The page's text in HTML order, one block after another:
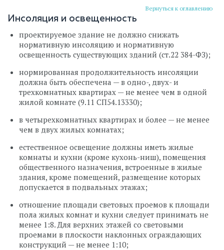
Вернуться к оглавлению
Инсоляция и освещенность
проектируемое здание не должно снижать
нормативную инсоляцию и нормативную
освещенность существующих зданий (ст.22 384-ФЗ);
нормированная продолжительность инсоляции
должна быть обеспечена — в одно-, двух- и
трехкомнатных квартирах — не менее чем в одной
жилой комнате (9.11 СП54.13330);
в четырехкомнатных квартирах и более — не менее
чем в двух жилых комнатах;
естественное освещение должны иметь жилые
комнаты и кухни (кроме кухонь-ниш), помещения
общественного назначения, встроенные в жилые
здания, кроме помещений, размещение которых
допускается в подвальных этажах;
отношение площади световых проемов к площади
пола жилых комнат и кухни следует принимать не
менее 1:8. Для верхних этажей со световыми
проемами в плоскости наклонных ограждающих
конструкций — не менее 1:10;